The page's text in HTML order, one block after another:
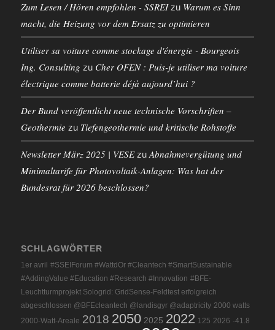
Zum Lesen / Hören empfohlen - SSREIzu Warum es Sinn
macht, die Heizung vor dem Ersatz zu optimieren
Utiliser sa voiture comme stockage d'énergie - Bourgeois
Ing. Consulting zu Cher OFEN : Puis-je utiliser ma voiture
électrique comme batterie déjà aujourd’hui ?
Der Bund veröffentlicht neue technische Vorschriften –
Geothermie zu Tiefengeothermie und kritische Rohstoffe
Newsletter März 2025 | VESEzu Abnahmevergütung und
Minimaltarife für Photovoltaik-Anlagen: Was hat der
Bundesrat für 2026 beschlossen?
SCHLAGWÖRTER
1er avril #SSEIForum #WattdOr #Cleantech #SmartSustainable
#AddingValue #Education #Research #Innovation #BFE-
Leuchtturmprojekt Sologrid: GridSense-Feldtest erfolgreich
abgeschlossen @BFEcleantech @landisgyr @adaptricity 2000 watts
2000-Watt-Areale 2018 2050 2025 2022 125 2026 -41.8